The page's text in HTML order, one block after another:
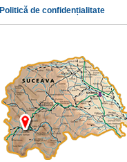
Politică de confidențialitate